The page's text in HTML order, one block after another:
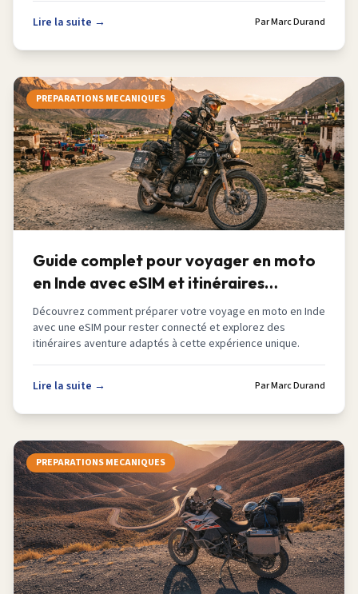
Lire la suite →
ParMarc Durand
PREPARATIONS MECANIQUES
Guide complet pour voyager en moto
en Inde avec eSIM et itinéraires
aventure 2026
Découvrez comment préparer votre voyage en moto en Inde
avec une eSIM pour rester connecté et explorez des
itinéraires aventure adaptés à cette expérience unique.
Lire la suite → ParMarc Durand
PREPARATIONS MECANIQUES